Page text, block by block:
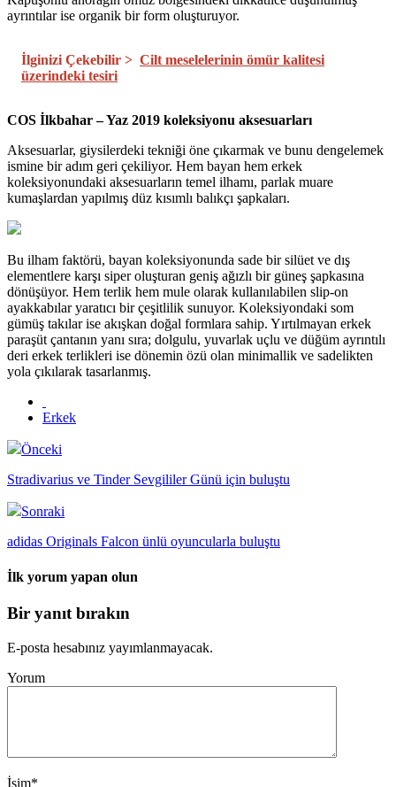
ayrıntılar ise organik bir form oluşturuyor.
İlginizi Çekebilir > Cilt meselelerinin ömür kalitesi
üzerindeki tesiri
COS İlkbahar – Yaz 2019 koleksiyonu aksesuarları
Aksesuarlar, giysilerdeki tekniği öne çıkarmak ve bunu dengelemek
ismine bir adım geri çekiliyor. Hem bayan hem erkek
koleksiyonundaki aksesuarların temel ilhamı, parlak muare
kumaşlardan yapılmış düz kısımlı balıkçı şapkaları.
Bu ilham faktörü, bayan koleksiyonunda sade bir silüet ve dış
elementlere karşı siper oluşturan geniş ağızlı bir güneş şapkasına
dönüşüyor. Hem terlik hem mule olarak kullanılabilen slip-on
ayakkabılar yaratıcı bir çeşitlilik sunuyor. Koleksiyondaki som
gümüş takılar ise akışkan doğal formlara sahip. Yırtılmayan erkek
paraşüt çantanın yanı sıra; dolgulu, yuvarlak uçlu ve düğüm ayrıntılı
deri erkek terlikleri ise dönemin özü olan minimallik ve sadelikten
yola çıkılarak tasarlanmış.
Erkek
Önceki
Stradivarius ve Tinder Sevgililer Günü için buluştu
Sonraki
adidas Originals Falcon ünlü oyuncularla buluştu
İlk yorum yapan olun
Bir yanıt bırakın
E-posta hesabınız yayımlanmayacak.
Yorum
İsim*